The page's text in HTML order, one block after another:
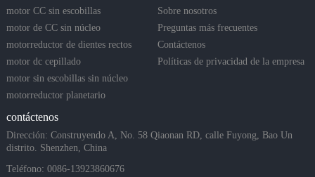
motor CC sin escobillas
motor de CC sin núcleo
motorreductor de dientes rectos
motor dc cepillado
motor sin escobillas sin núcleo
motorreductor planetario
Sobre nosotros
Preguntas más frecuentes
Contáctenos
Políticas de privacidad de la empresa
contáctenos
Dirección: Construyendo A, No. 58 Qiaonan RD, calle Fuyong, Bao Un
distrito. Shenzhen, China
Teléfono: 0086-13923860676